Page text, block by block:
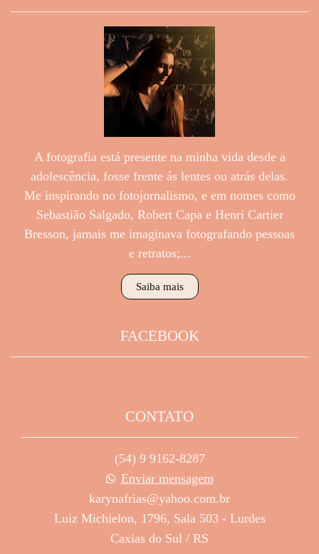
A fotografia está presente na minha vida desde a
adolescência, fosse frente ás lentes ou atrás delas.
Me inspirando no fotojornalismo, e em nomes como
Sebastião Salgado, Robert Capa e Henri Cartier
Bresson, jamais me imaginava fotografando pessoas
e retratos;...
Saiba mais
FACEBOOK
CONTATO
(54) 9 9162-8287
Enviar mensagem
karynafrias@yahoo.com.br
Luiz Michielon, 1796, Sala 503 - Lurdes
Caxias do Sul / RS